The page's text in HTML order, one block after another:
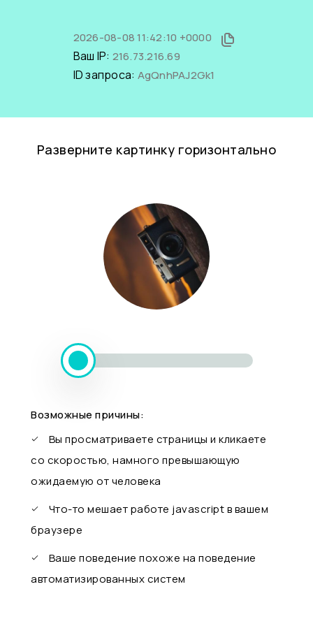
2026-08-08 11:42:10 +0000
Ваш IP: 216.73.216.69
ID запроса: AgQnhPAJ2Gk1
Разверните картинку горизонтально
Возможные причины:
Вы просматриваете страницы и кликаете
со скоростью, намного превышающую
ожидаемую от человека
Что-то мешает работе javascript в вашем
браузере
Ваше поведение похоже на поведение
автоматизированных систем